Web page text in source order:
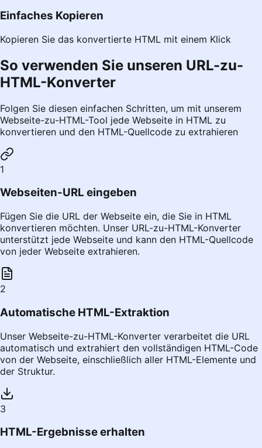
Einfaches Kopieren
Kopieren Sie das konvertierte HTML mit einem Klick
So verwenden Sie unseren URL-zu-
HTML-Konverter
Folgen Sie diesen einfachen Schritten, um mit unserem
Webseite-zu-HTML-Tool jede Webseite in HTML zu
konvertieren und den HTML-Quellcode zu extrahieren
1
Webseiten-URL eingeben
Fügen Sie die URL der Webseite ein, die Sie in HTML
konvertieren möchten. Unser URL-zu-HTML-Konverter
unterstützt jede Webseite und kann den HTML-Quellcode
von jeder Webseite extrahieren.
2
Automatische HTML-Extraktion
Unser Webseite-zu-HTML-Konverter verarbeitet die URL
automatisch und extrahiert den vollständigen HTML-Code
von der Webseite, einschließlich aller HTML-Elemente und
der Struktur.
3
HTML-Ergebnisse erhalten